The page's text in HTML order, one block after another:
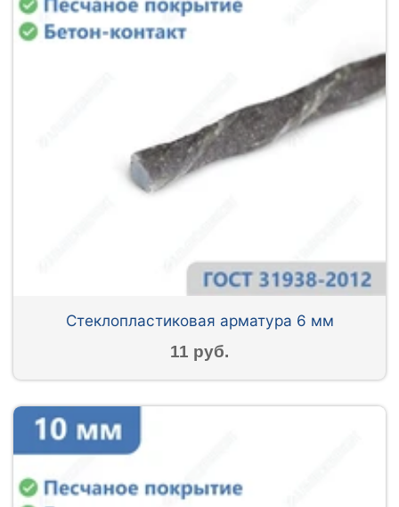
Стеклопластиковая арматура 6 мм
11 руб.